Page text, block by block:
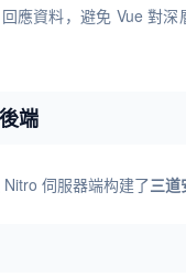
應資料，避免 Vue 對
端
伺服器端构建了三道